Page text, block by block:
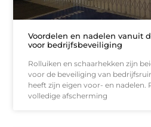
Voordelen en nadelen vanuit
voor bedrijfsbeveiliging
Rolluiken en schaarhekken zijn
voor de beveiliging van
heeft zijn eigen voor- en nadelen.
volledige afscherming